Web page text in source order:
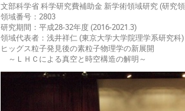
文部科学省 科学研究費補助金 新学術領域研究 (研究
領域番号：2803
研究期間：平成28-32年度 (2016-2021.3)
領域代表者：浅井祥仁 (東京大学大学院理学系研究科)
ヒッグス粒子発見後の素粒子物理学の新展開
～ＬＨＣによる真空と時空構造の解明～